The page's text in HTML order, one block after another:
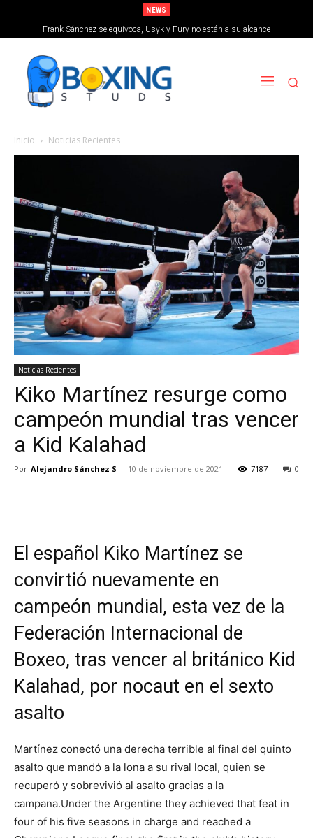
NEWS
Frank Sánchez se equivoca, Usyk y Fury no están a su alcance
Inicio Noticias Recientes
Noticias Recientes
Kiko Martínez resurge como
campeón mundial tras vencer
a Kid Kalahad
Por Alejandro Sánchez S - 10 de noviembre de 2021 0
7187
El español Kiko Martínez se
convirtió nuevamente en
campeón mundial, esta vez de la
Federación Internacional de
Boxeo, tras vencer al británico Kid
Kalahad, por nocaut en el sexto
asalto
Martínez conectó una derecha terrible al final del quinto
asalto que mandó a la lona a su rival local, quien se
recuperó y sobrevivió al asalto gracias a la
campana.Under the Argentine they achieved that feat in
four of his five seasons in charge and reached a